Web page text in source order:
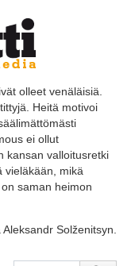
olleet venäläisiä.
Heitä motivoi
ei ollut
kansan valloitusretki
vieläkään, mikä
saman heimon
Solženitsyn.